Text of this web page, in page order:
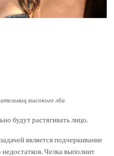
высокого лба
будут растягивать лицо.
является подчеркивание
Челка выполнит